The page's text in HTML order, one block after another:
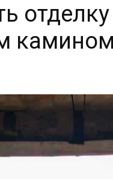
камином